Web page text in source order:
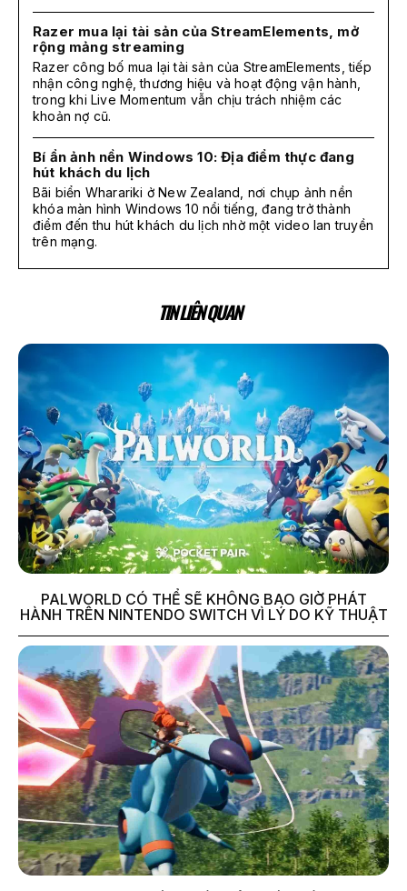
Razer mua lại tài sản của StreamElements, mở
rộng mảng streaming
Razer công bố mua lại tài sản của StreamElements, tiếp
nhận công nghệ, thương hiệu và hoạt động vận hành,
trong khi Live Momentum vẫn chịu trách nhiệm các
khoản nợ cũ.
Bí ẩn ảnh nền Windows 10: Địa điểm thực đang
hút khách du lịch
Bãi biển Wharariki ở New Zealand, nơi chụp ảnh nền
khóa màn hình Windows 10 nổi tiếng, đang trở thành
điểm đến thu hút khách du lịch nhờ một video lan truyền
trên mạng.
TIN LIÊN QUAN
PALWORLD CÓ THỂ SẼ KHÔNG BAO GIỜ PHÁT
HÀNH TRÊN NINTENDO SWITCH VÌ LÝ DO KỸ THUẬT